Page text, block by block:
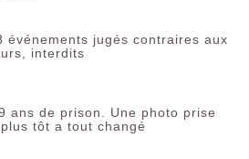
événements jugés contraires aux
interdits
ans de prison. Une photo prise
tôt a tout changé